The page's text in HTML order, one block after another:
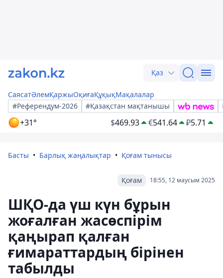
Қаз
СаясатӘлемҚаржыОқиғаҚұқықМақалалар
#Референдум-2026
#Қазақстан мақтанышы
+31° $469.93 €541.64 ₽5.71
Басты Барлық жаңалықтар Қоғам тынысы
18:55, 12 маусым 2025
Қоғам
ШҚО-да үш күн бұрын
жоғалған жасөспірім
қаңырап қалған
ғимараттардың бірінен
табылды